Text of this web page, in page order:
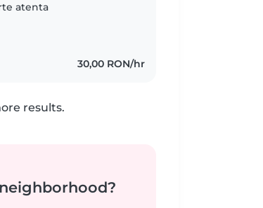
atenta
30,00 RON/hr
results.